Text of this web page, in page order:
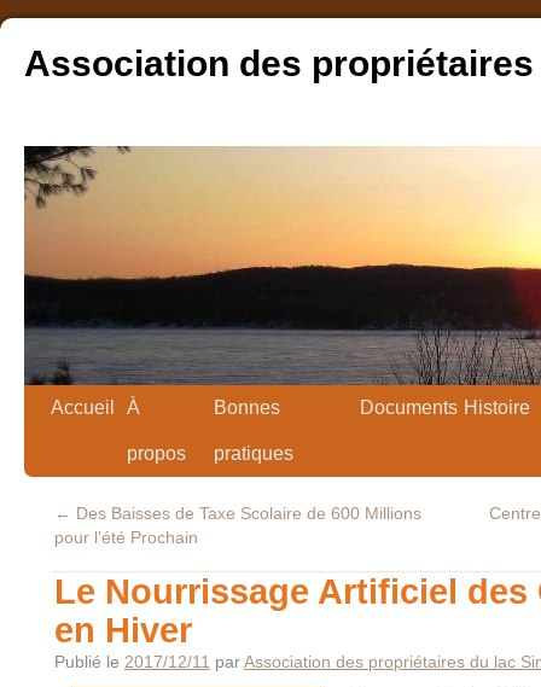
Association des
Accueil À
propos
Bonnes
pratiques
Documents Histoire
← Des Baisses de Taxe Scolaire de 600 Millions
pour l’été Prochain
Le Nourrissage Artificiel des
en Hiver
Publié le 2017/12/11 parAssociation des propriétaires du lac